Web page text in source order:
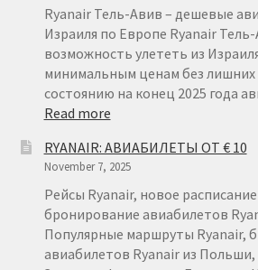
Ryanair Тель-Авив – дешевые
Израиля по Европе Ryanair
возможность улететь из
минимальным ценам без лишних
состоянию на конец 2025 года
Read more:
ТЕЛЬ-
АВИВ
RYANAIR: АВИАБИЛЕТЫ ОТ € 10
November 7, 2025
Рейсы Ryanair, новое
бронирование авиабилетов
Популярные маршруты Ryanair,
авиабилетов Ryanair из